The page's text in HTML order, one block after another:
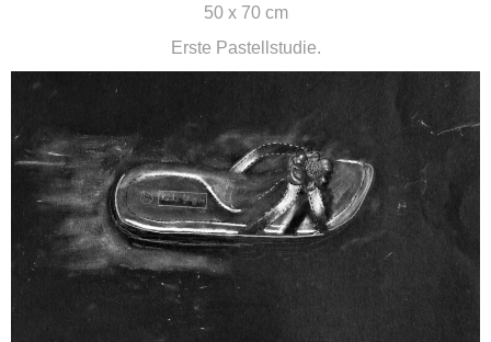
50 x 70 cm
Erste Pastellstudie.